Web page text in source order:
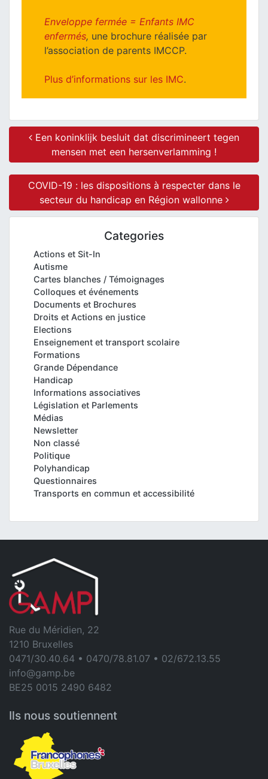
Enveloppe fermée = Enfants IMC
enfermés, une brochure réalisée par
l’association de parents IMCCP.
Plus d’informations sur les IMC.
Post navigation
Een koninklijk besluit dat discrimineert tegen
mensen met een hersenverlamming !
COVID-19 : les dispositions à respecter dans le
secteur du handicap en Région wallonne
Categories
Actions et Sit-In
Autisme
Cartes blanches / Témoignages
Colloques et événements
Documents et Brochures
Droits et Actions en justice
Elections
Enseignement et transport scolaire
Formations
Grande Dépendance
Handicap
Informations associatives
Législation et Parlements
Médias
Newsletter
Non classé
Politique
Polyhandicap
Questionnaires
Transports en commun et accessibilité
Rue du Méridien, 22
1210 Bruxelles
0471/30.40.64 • 0470/78.81.07 • 02/672.13.55
info@gamp.be
BE25 0015 2490 6482
Ils nous soutiennent